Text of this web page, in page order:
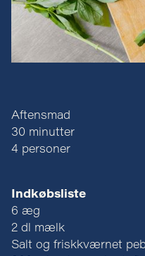
Aftensmad
30 minutter
4 personer
Indkøbsliste
6 æg
2 dl mælk
Salt og friskkværnet